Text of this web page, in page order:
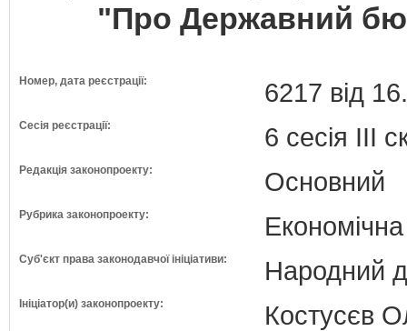
"Про Державний
Номер, дата реєстрації: 6217 від
Сесія реєстрації: 6 сесія III
Редакція законопроекту: Основний
Рубрика законопроекту:
Суб'єкт права законодавчої ініціативи: Народний
Ініціатор(и) законопроекту: Костусєв